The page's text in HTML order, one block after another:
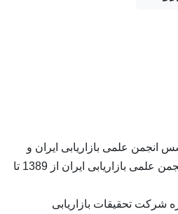
علمی بازاریابی ایران و
بازرس اصلی انجمن علمی بازاریابی ایران از 1389 تا
شرکت تحقیقات بازاریابی